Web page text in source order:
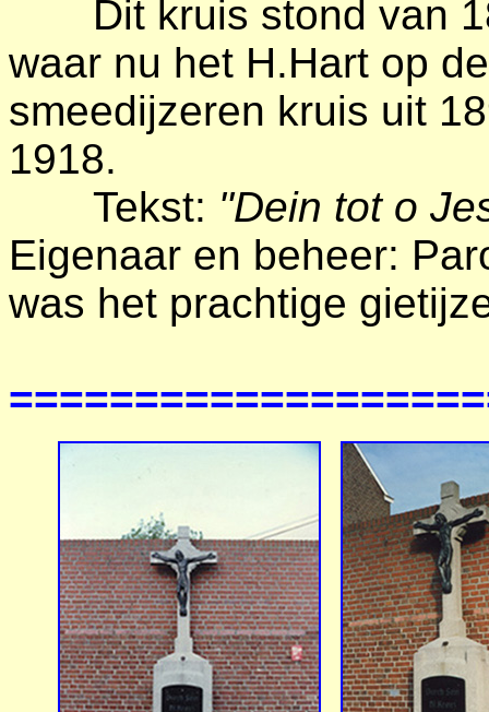
Dit kruis stond van
waar nu het H.Hart op
smeedijzeren kruis uit
1918.
Tekst: "Dein tot o
Eigenaar en beheer:
was het prachtige